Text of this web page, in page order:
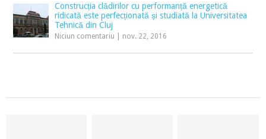
Construcția clădirilor cu performanță energetică
ridicată este perfecționată și studiată la Universitatea
Tehnică din Cluj
Niciun comentariu nov. 22, 2016